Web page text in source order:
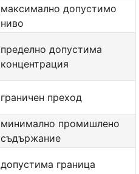
максимално допустимо
ниво
пределно допустима
концентрация
граничен преход
минимално промишлено
съдържание
допустима граница